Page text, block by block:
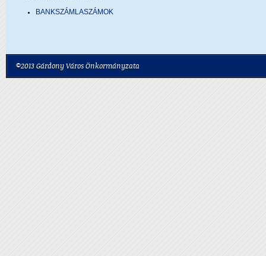
BANKSZÁMLASZÁMOK
©2013 Gárdony Város Önkormányzata